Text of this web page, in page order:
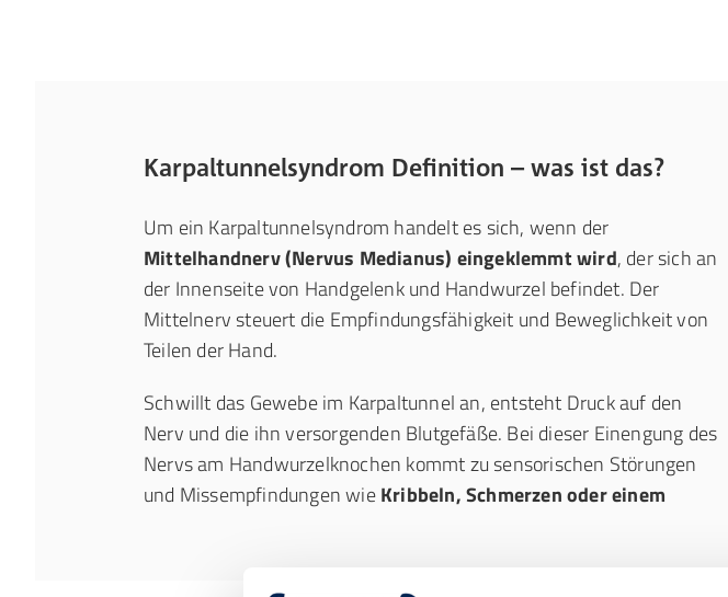
Karpaltunnelsyndrom Definition – was ist das?
Um ein Karpaltunnelsyndrom handelt es sich, wenn der
Mittelhandnerv (Nervus Medianus) eingeklemmt wird, der sich an
der Innenseite von Handgelenk und Handwurzel befindet. Der
Mittelnerv steuert die Empfindungsfähigkeit und Beweglichkeit von
Teilen der Hand.
Schwillt das Gewebe im Karpaltunnel an, entsteht Druck auf den
Nerv und die ihn versorgenden Blutgefäße. Bei dieser Einengung des
Nervs am Handwurzelknochen kommt zu sensorischen Störungen
und Missempfindungen wieKribbeln, Schmerzen oder einem